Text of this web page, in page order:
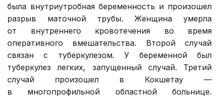
была внутриутробная беременность и произошел
разрыв маточной трубы. Женщина умерла
от внутреннего кровотечения во время
оперативного вмешательства. Второй случай
связан с туберкулезом. У беременной был
туберкулез легких, запущенный случай. Третий
случай произошел в Кокшетау —
в многопрофильной областной больнице.